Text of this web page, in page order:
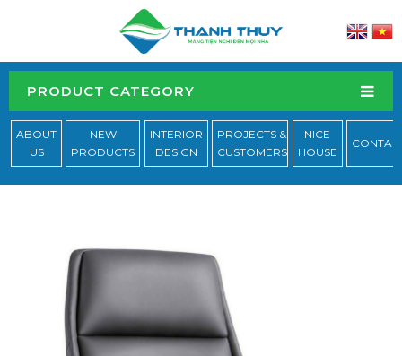
PRODUCT CATEGORY
ABOUT
US
NEW
PRODUCTS
INTERIOR
DESIGN
PROJECTS &
CUSTOMERS
NICE
HOUSE